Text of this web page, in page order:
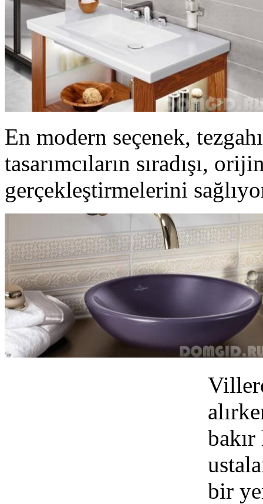
En modern seçenek,
tasarımcıların sıradışı,
gerçekleştirmelerini
bir